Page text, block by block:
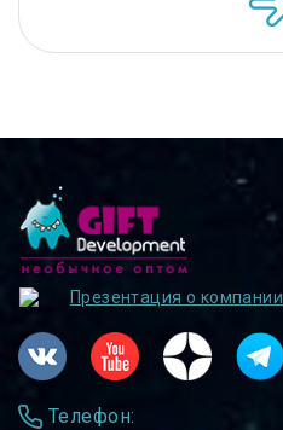
Презентация о компании
Телефон: